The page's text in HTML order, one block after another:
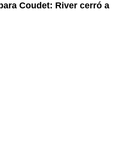
Coudet: River cerró a